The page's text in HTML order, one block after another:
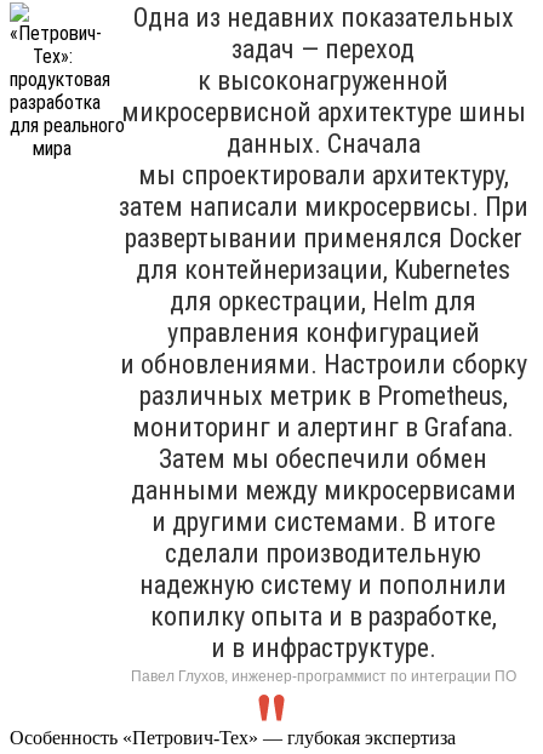
Одна из недавних показательных
задач — переход
к высоконагруженной
микросервисной архитектуре шины
данных. Сначала
мы спроектировали архитектуру,
затем написали микросервисы. При
развертывании применялся Docker
для контейнеризации, Kubernetes
для оркестрации, Helm для
управления конфигурацией
и обновлениями. Настроили сборку
различных метрик в Prometheus,
мониторинг и алертинг в Grafana.
Затем мы обеспечили обмен
данными между микросервисами
и другими системами. В итоге
сделали производительную
надежную систему и пополнили
копилку опыта и в разработке,
и в инфраструктуре.
Павел Глухов, инженер-программист по интеграции ПО
Особенность «Петрович-Тех» — глубокая экспертиза